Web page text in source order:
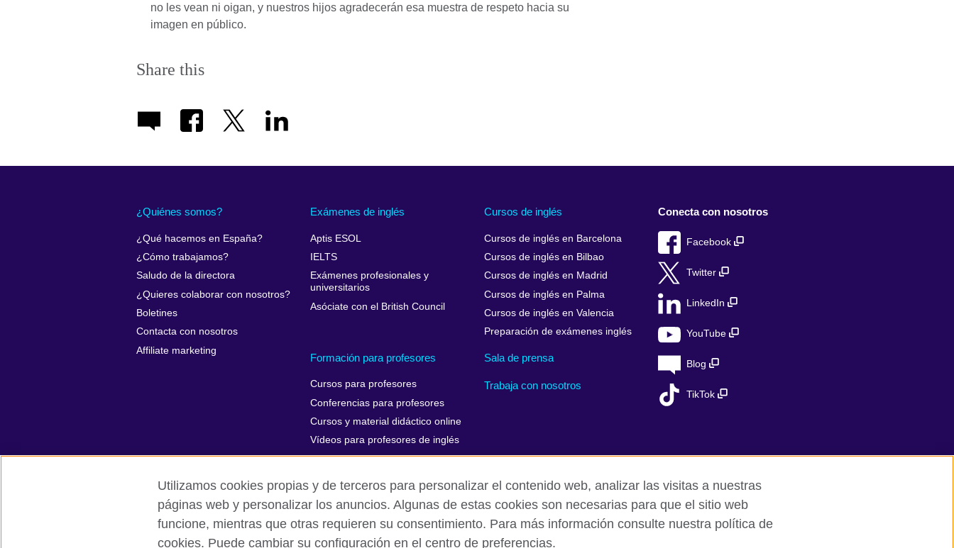
no les vean ni oigan, y nuestros hijos agradecerán esa muestra de respeto hacia su
imagen en público.
Share this
¿Quiénes somos?
¿Qué hacemos en España?
¿Cómo trabajamos?
Saludo de la directora
¿Quieres colaborar con nosotros?
Boletines
Contacta con nosotros
Affiliate marketing
Exámenes de inglés
Aptis ESOL
IELTS
Exámenes profesionales y
universitarios
Asóciate con el British Council
Cursos de inglés
Cursos de inglés en Barcelona
Cursos de inglés en Bilbao
Cursos de inglés en Madrid
Cursos de inglés en Palma
Cursos de inglés en Valencia
Preparación de exámenes inglés
Formación para profesores
Cursos para profesores
Conferencias para profesores
Cursos y material didáctico online
Vídeos para profesores de inglés
Sala de prensa
Trabaja con nosotros
Conecta con nosotros
Facebook
Twitter
LinkedIn
YouTube
Blog
TikTok
British Council Global Privacidad Aviso Legal Cookies Mapa del sitio
© 2026 British Council
Utilizamos cookies propias y de terceros para personalizar el contenido web, analizar las visitas a nuestras
páginas web y personalizar los anuncios. Algunas de estas cookies son necesarias para que el sitio web
funcione, mientras que otras requieren su consentimiento. Para más información consulte nuestra política de
cookies. Puede cambiar su configuración en el centro de preferencias.